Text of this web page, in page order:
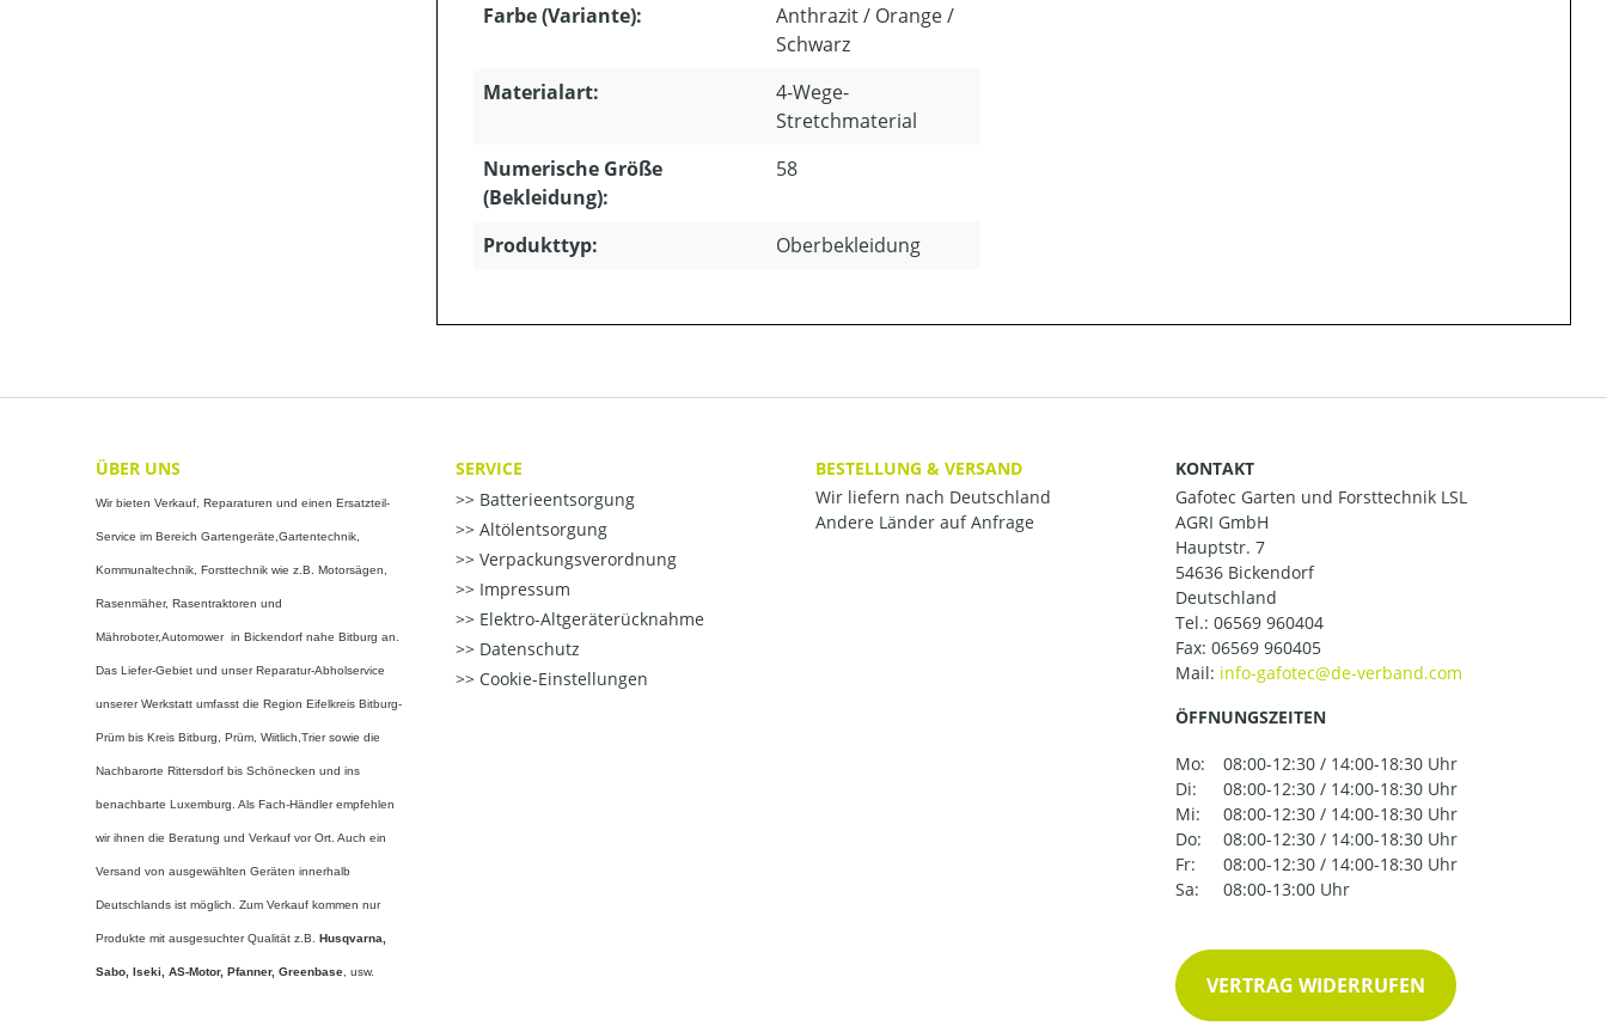
Farbe (Variante):
Anthrazit / Orange /
Schwarz
Materialart:
4-Wege-
Stretchmaterial
Numerische Größe
(Bekleidung):
58
Produkttyp: Oberbekleidung
ÜBER UNS
Wir bieten Verkauf, Reparaturen und einen Ersatzteil-
Service im Bereich Gartengeräte,Gartentechnik,
Kommunaltechnik, Forsttechnik wie z.B. Motorsägen,
Rasenmäher, Rasentraktoren und
Mähroboter,Automower in Bickendorf nahe Bitburg an.
Das Liefer-Gebiet und unser Reparatur-Abholservice
unserer Werkstatt umfasst die Region Eifelkreis Bitburg-
Prüm bis Kreis Bitburg, Prüm, Wiitlich,Trier sowie die
Nachbarorte Rittersdorf bis Schönecken und ins
benachbarte Luxemburg. Als Fach-Händler empfehlen
wir ihnen die Beratung und Verkauf vor Ort. Auch ein
Versand von ausgewählten Geräten innerhalb
Deutschlands ist möglich. Zum Verkauf kommen nur
Produkte mit ausgesuchter Qualität z.B. Husqvarna,
Sabo, Iseki, AS-Motor, Pfanner, Greenbase , usw.
SERVICE
Batterieentsorgung
Altölentsorgung
Verpackungsverordnung
Impressum
Elektro-Altgeräterücknahme
Datenschutz
Cookie-Einstellungen
BESTELLUNG & VERSAND
Wir liefern nach Deutschland
Andere Länder auf Anfrage
KONTAKT
Gafotec Garten und Forsttechnik LSL
AGRI GmbH
Hauptstr. 7
54636 Bickendorf
Deutschland
Tel.: 06569 960404
Fax: 06569 960405
Mail:
ÖFFNUNGSZEITEN
Mo:
08:00-12:30 / 14:00-18:30 Uhr
Di:
08:00-12:30 / 14:00-18:30 Uhr
Mi:
08:00-12:30 / 14:00-18:30 Uhr
Do:
08:00-12:30 / 14:00-18:30 Uhr
Fr:
08:00-12:30 / 14:00-18:30 Uhr
Sa:
08:00-13:00 Uhr
VERTRAG WIDERRUFEN